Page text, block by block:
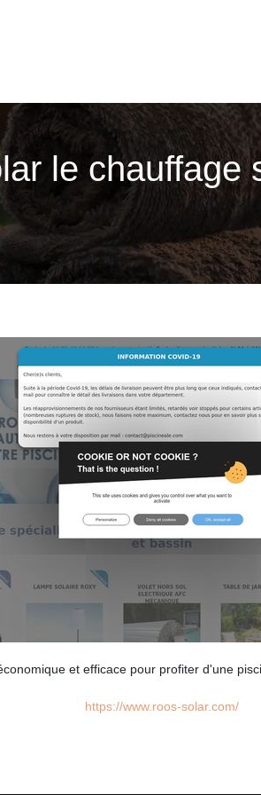
le chauffage
et efficace pour profiter d'une
https://www.roos-solar.com/